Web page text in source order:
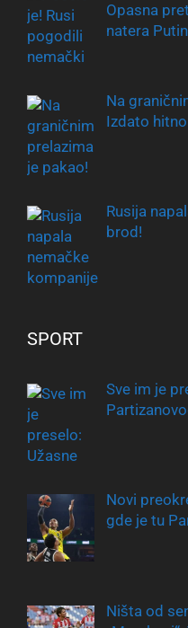
Opasna
natera
Na
Izdato
Rusija
brod!
SPORT
Sve im je
Novi
gde je tu
Ništa od